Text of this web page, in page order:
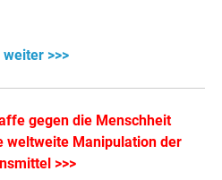
>>>
gegen die Menschheit
weltweite Manipulation der
>>>